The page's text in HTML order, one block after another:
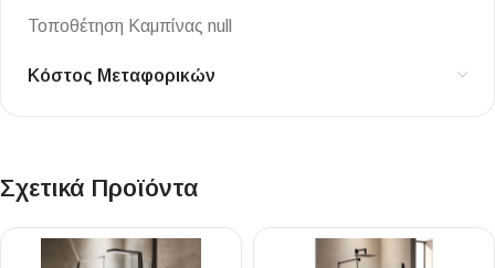
Τοποθέτηση Καμπίνας null
Κόστος Μεταφορικών
Σχετικά Προϊόντα